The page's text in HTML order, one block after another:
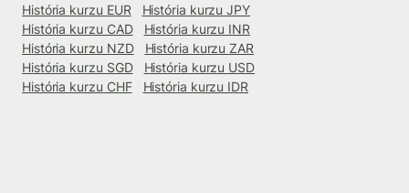
História kurzu EUR
História kurzu JPY
História kurzu CAD
História kurzu INR
História kurzu NZD
História kurzu ZAR
História kurzu SGD
História kurzu USD
História kurzu CHF
História kurzu IDR